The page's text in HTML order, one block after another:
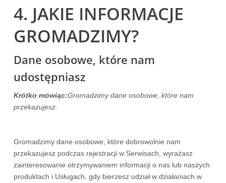
4. JAKIE INFORMACJE
GROMADZIMY?
Dane osobowe, które nam
udostępniasz
Krótko mówiąc:Gromadzimy dane osobowe, które nam
przekazujesz.
Gromadzimy dane osobowe, które dobrowolnie nam
przekazujesz podczas rejestracji w Serwisach, wyrażasz
zainteresowanie otrzymywaniem informacji o nas lub naszych
produktach i Usługach, gdy bierzesz udział w działaniach w